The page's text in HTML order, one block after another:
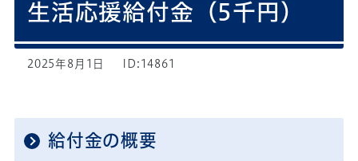
生活応援給付金（5千円）
2025年8月1日 ID:14861
給付金の概要